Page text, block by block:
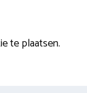
te plaatsen.